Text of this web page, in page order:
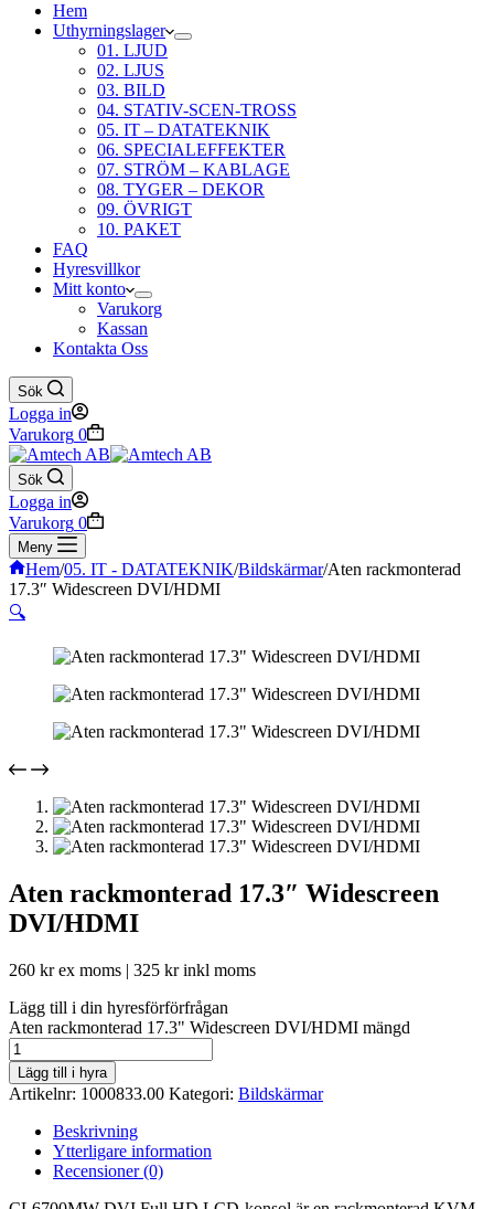
Hem
Uthyrningslager
01. LJUD
02. LJUS
03. BILD
04. STATIV-SCEN-TROSS
05. IT – DATATEKNIK
06. SPECIALEFFEKTER
07. STRÖM – KABLAGE
08. TYGER – DEKOR
09. ÖVRIGT
10. PAKET
FAQ
Hyresvillkor
Mitt konto
Varukorg
Kassan
Kontakta Oss
Sök
Logga in
Varukorg 0
Sök
Logga in
Varukorg 0
Meny
Hem/05. IT - DATATEKNIK/Bildskärmar/Aten rackmonterad
17.3″ Widescreen DVI/HDMI
🔍
Aten rackmonterad 17.3″ Widescreen
DVI/HDMI
260 krex moms | 325 krinkl moms
Lägg till i din hyresförförfrågan
Aten rackmonterad 17.3" Widescreen DVI/HDMI mängd
Lägg till i hyra
Artikelnr: 1000833.00 Kategori: Bildskärmar
Beskrivning
Ytterligare information
Recensioner (0)